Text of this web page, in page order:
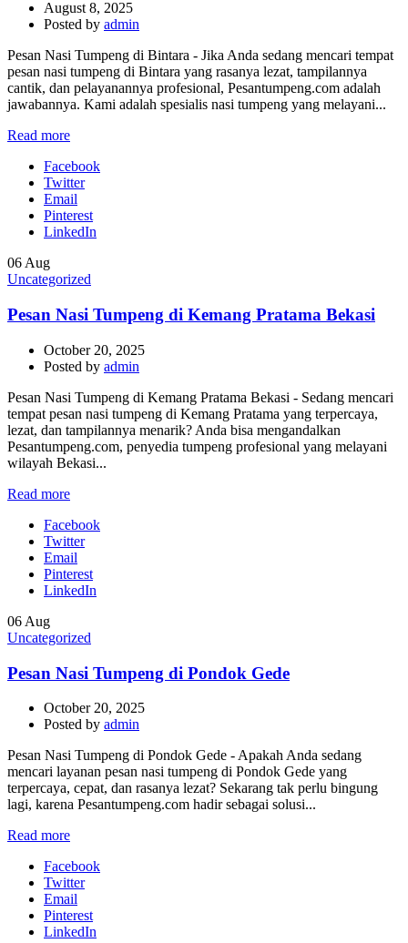
August 8, 2025
Posted by admin
Pesan Nasi Tumpeng di Bintara - Jika Anda sedang mencari tempat
pesan nasi tumpeng di Bintara yang rasanya lezat, tampilannya
cantik, dan pelayanannya profesional, Pesantumpeng.com adalah
jawabannya. Kami adalah spesialis nasi tumpeng yang melayani...
Read more
Facebook
Twitter
Email
Pinterest
LinkedIn
06Aug
Uncategorized
Pesan Nasi Tumpeng di Kemang Pratama Bekasi
October 20, 2025
Posted by admin
Pesan Nasi Tumpeng di Kemang Pratama Bekasi - Sedang mencari
tempat pesan nasi tumpeng di Kemang Pratama yang terpercaya,
lezat, dan tampilannya menarik? Anda bisa mengandalkan
Pesantumpeng.com, penyedia tumpeng profesional yang melayani
wilayah Bekasi...
Read more
Facebook
Twitter
Email
Pinterest
LinkedIn
06 Aug
Uncategorized
Pesan Nasi Tumpeng di Pondok Gede
October 20, 2025
Posted by admin
Pesan Nasi Tumpeng di Pondok Gede - Apakah Anda sedang
mencari layanan pesan nasi tumpeng di Pondok Gede yang
terpercaya, cepat, dan rasanya lezat? Sekarang tak perlu bingung
lagi, karena Pesantumpeng.com hadir sebagai solusi...
Read more
Facebook
Twitter
Email
Pinterest
LinkedIn